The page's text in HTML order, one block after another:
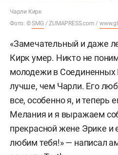
Чарли Кирк
Фото: ©SMG/ ZUMAPRESS.com /
«Замечательный и даже
Кирк умер. Никто не
молодежи в
лучше, чем Чарли. Его
все, особенно я, и теперь
Мелания и я выражаем
прекрасной жене Эрике
любим тебя!» — написал